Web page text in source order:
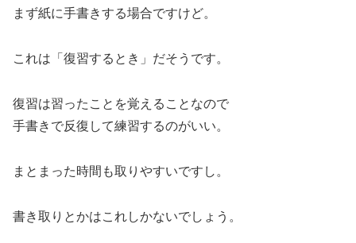
まず紙に手書きする場合ですけど。
これは「復習するとき」だそうです。
復習は習ったことを覚えることなので
手書きで反復して練習するのがいい。
まとまった時間も取りやすいですし。
書き取りとかはこれしかないでしょう。